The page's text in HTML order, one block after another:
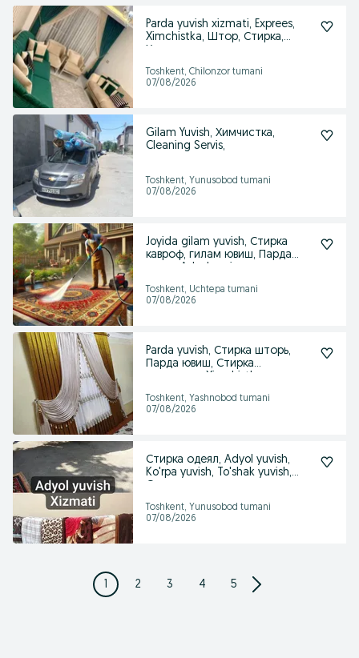
Parda yuvish xizmati, Exprees,
Ximchistka, Штор, Стирка,
Toshkent, Chilonzor tumani
07/08/2026
Gilam Yuvish, Химчистка,
Cleaning Servis,
Toshkent, Yunusobod tumani
07/08/2026
Joyida gilam yuvish, Стирка
кавроф, гилам ювиш, Парда
Toshkent, Uchtepa tumani
07/08/2026
Parda yuvish, Стирка шторь,
Парда ювиш, Стирка
Toshkent, Yashnobod tumani
07/08/2026
Стирка одеял, Adyol yuvish,
Ko'rpa yuvish, To'shak yuvish,
Toshkent, Yunusobod tumani
07/08/2026
1 2 3 4 5